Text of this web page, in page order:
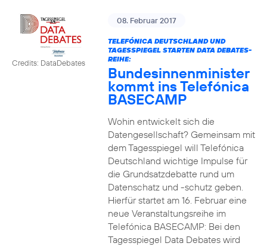
Credits: DataDebates
08. Februar 2017
TELEFÓNICA DEUTSCHLAND UND
TAGESSPIEGEL STARTEN DATA DEBATES-
REIHE:
Bundesinnenminister
kommt ins Telefónica
BASECAMP
Wohin entwickelt sich die
Datengesellschaft? Gemeinsam mit
dem Tagesspiegel will Telefónica
Deutschland wichtige Impulse für
die Grundsatzdebatte rund um
Datenschatz und -schutz geben.
Hierfür startet am 16. Februar eine
neue Veranstaltungsreihe im
Telefónica BASECAMP: Bei den
Tagesspiegel Data Debates wird